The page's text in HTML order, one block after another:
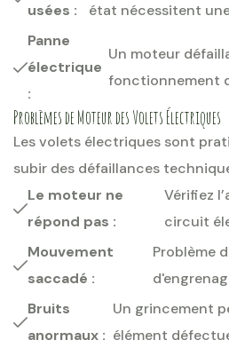
usées :
état nécessitent
Panne
électrique
:
Un moteur
fonctionnement
Problèmes de Moteur des Volets Électriques
Les volets électriques sont
subir des défaillances
Le moteur ne
répond pas :
Vérifiez
circuit
Mouvement
saccadé :
Problème
Bruits
anormaux :
Un grincement
élément